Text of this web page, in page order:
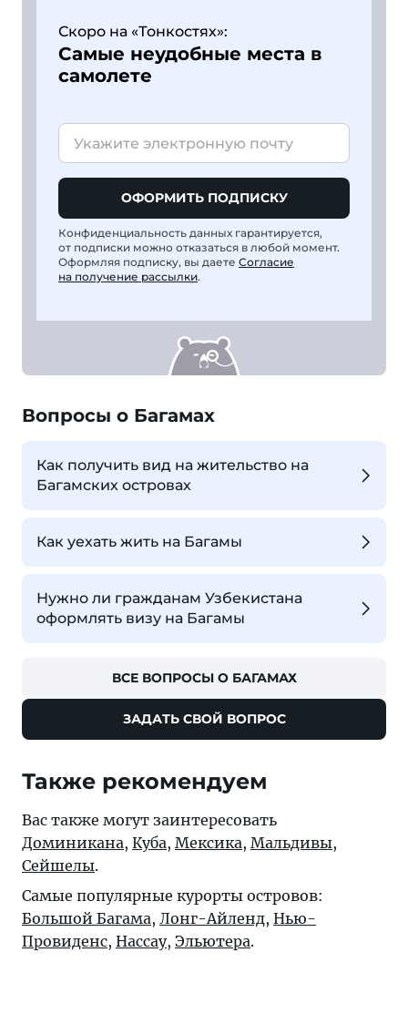
Скоро на «Тонкостях»:
Самые неудобные места в
самолете
ОФОРМИТЬ ПОДПИСКУ
Конфиденциальность данных гарантируется,
от подписки можно отказаться в любой момент.
Оформляя подписку, вы даете Согласие
на получение рассылки.
Вопросы о Багамах
Как получить вид на жительство на
Багамских островах
Как уехать жить на Багамы
Нужно ли гражданам Узбекистана
оформлять визу на Багамы
ВСЕ ВОПРОСЫ О БАГАМАХ
ЗАДАТЬ СВОЙ ВОПРОС
Также рекомендуем
Вас также могут заинтересовать
Доминикана, Куба, Мексика, Мальдивы,
Сейшелы.
Самые популярные курорты островов:
Большой Багама, Лонг-Айленд, Нью-
Провиденс, Нассау, Эльютера.